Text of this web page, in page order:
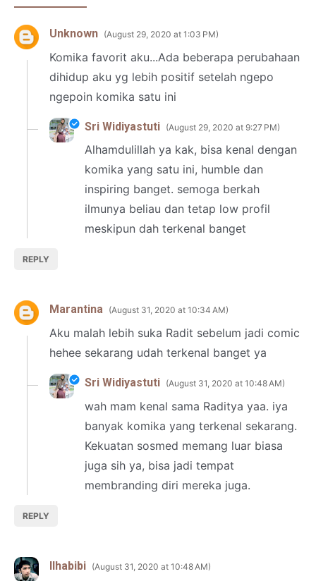
Unknown August 29, 2020 at 1:03 PM
Komika favorit aku...Ada beberapa perubahaan
dihidup aku yg lebih positif setelah ngepo
ngepoin komika satu ini
REPLY
Sri Widiyastuti August 29, 2020 at 9:27 PM
Alhamdulillah ya kak, bisa kenal dengan
komika yang satu ini, humble dan
inspiring banget. semoga berkah
ilmunya beliau dan tetap low profil
meskipun dah terkenal banget
Marantina August 31, 2020 at 10:34 AM
Aku malah lebih suka Radit sebelum jadi comic
hehee sekarang udah terkenal banget ya
REPLY
Sri Widiyastuti August 31, 2020 at 10:48 AM
wah mam kenal sama Raditya yaa. iya
banyak komika yang terkenal sekarang.
Kekuatan sosmed memang luar biasa
juga sih ya, bisa jadi tempat
membranding diri mereka juga.
Ilhabibi August 31, 2020 at 10:48 AM